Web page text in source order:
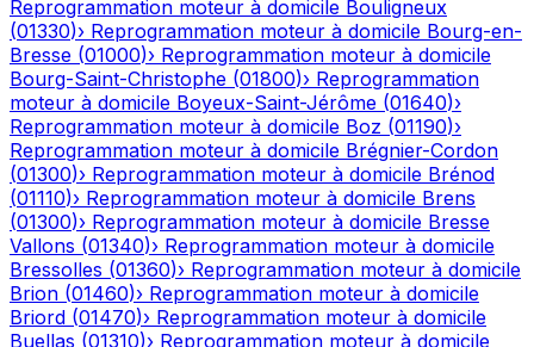
Reprogrammation moteur à domicile Bouligneux
(01330)› Reprogrammation moteur à domicile Bourg-en-
Bresse (01000)› Reprogrammation moteur à domicile
Bourg-Saint-Christophe (01800)› Reprogrammation
moteur à domicile Boyeux-Saint-Jérôme (01640)›
Reprogrammation moteur à domicile Boz (01190)›
Reprogrammation moteur à domicile Brégnier-Cordon
(01300)› Reprogrammation moteur à domicile Brénod
(01110)› Reprogrammation moteur à domicile Brens
(01300)› Reprogrammation moteur à domicile Bresse
Vallons (01340)› Reprogrammation moteur à domicile
Bressolles (01360)› Reprogrammation moteur à domicile
Brion (01460)› Reprogrammation moteur à domicile
Briord (01470)› Reprogrammation moteur à domicile
Buellas (01310)› Reprogrammation moteur à domicile